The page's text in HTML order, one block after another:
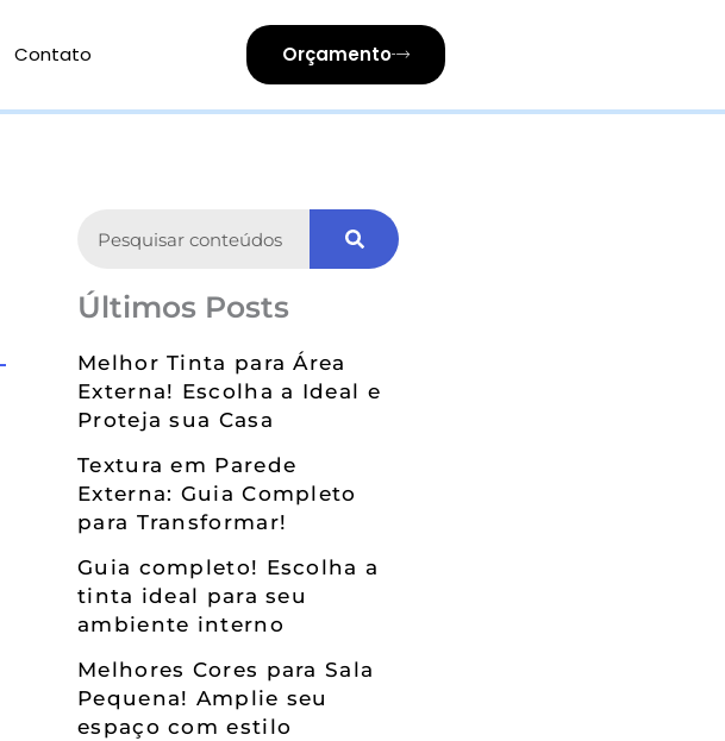
Contato Orçamento
Últimos Posts
Melhor Tinta para Área
Externa! Escolha a Ideal e
Proteja sua Casa
Textura em Parede
Externa: Guia Completo
para Transformar!
Guia completo! Escolha a
tinta ideal para seu
ambiente interno
Melhores Cores para Sala
Pequena! Amplie seu
espaço com estilo